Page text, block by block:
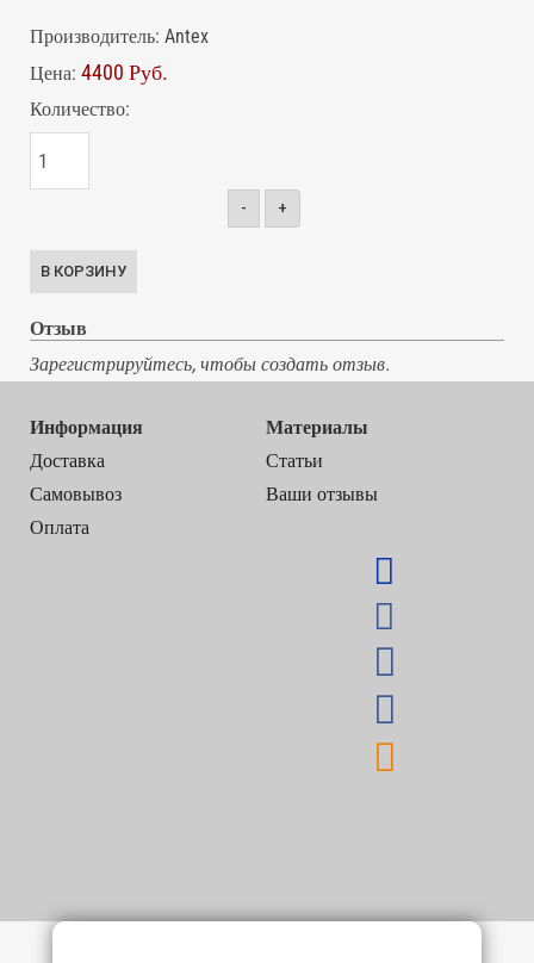
Производитель: Antex
Цена: 4400 Руб.
Количество:
- +
Отзыв
Зарегистрируйтесь, чтобы создать отзыв.
Информация
Доставка
Самовывоз
Оплата
Материалы
Статьи
Ваши отзывы